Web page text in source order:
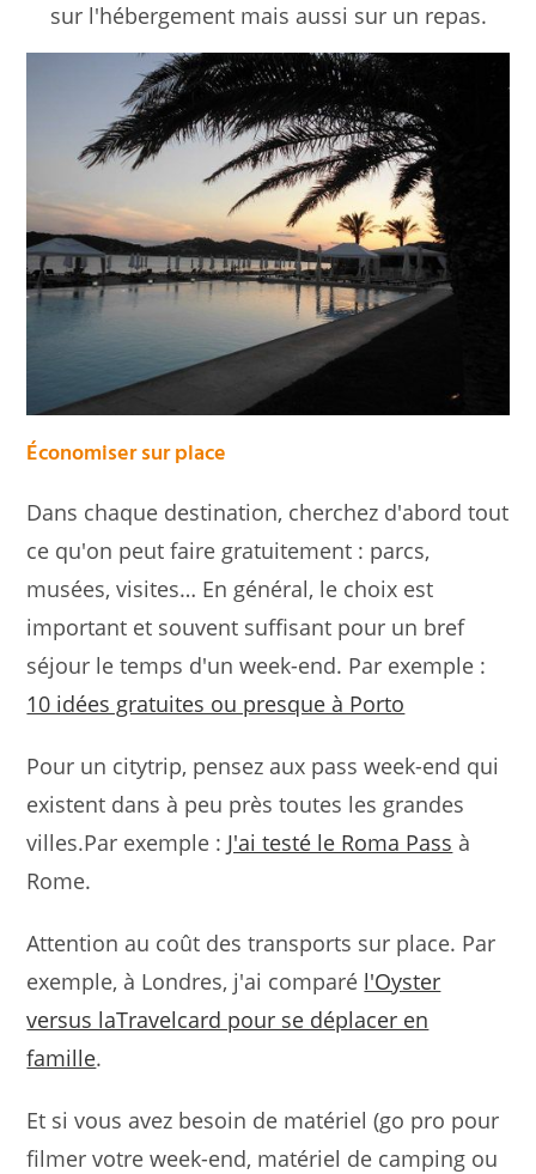
sur l'hébergement mais aussi sur un repas.
Économiser sur place
Dans chaque destination, cherchez d'abord tout
ce qu'on peut faire gratuitement : parcs,
musées, visites… En général, le choix est
important et souvent suffisant pour un bref
séjour le temps d'un week-end. Par exemple :
10 idées gratuites ou presque à Porto
Pour un citytrip, pensez aux pass week-end qui
existent dans à peu près toutes les grandes
villes.Par exemple : J'ai testé le Roma Pass à
Rome.
Attention au coût des transports sur place. Par
exemple, à Londres, j'ai comparé l'Oyster
versus laTravelcard pour se déplacer en
famille.
Et si vous avez besoin de matériel (go pro pour
filmer votre week-end, matériel de camping ou